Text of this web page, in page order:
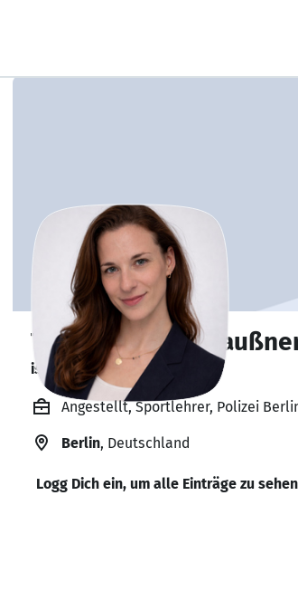
Tammy-Susan
ist offen für Projekte. 🔎
Angestellt, Sportlehrer, Polizei
Berlin, Deutschland
Logg Dich ein, um alle Einträge zu